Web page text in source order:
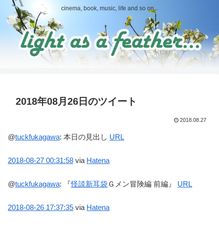
cinema, book, music, life and so on...
2018年08月26日のツイート
2018.08.27
@tuckfukagawa: 本日の見出し URL
2018-08-27 00:31:58 via Hatena
@tuckfukagawa: 『怪談新耳袋 Ｇメン冒険編 前編』 URL
2018-08-26 17:37:35 via Hatena